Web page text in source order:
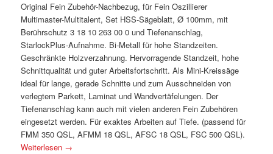
Original Fein Zubehör-Nachbezug, für Fein Oszillierer
Multimaster-Multitalent, Set HSS-Sägeblatt, Ø 100mm, mit
Berührschutz 3 18 10 263 00 0 und Tiefenanschlag,
StarlockPlus-Aufnahme. Bi-Metall für hohe Standzeiten.
Geschränkte Holzverzahnung. Hervorragende Standzeit, hohe
Schnittqualität und guter Arbeitsfortschritt. Als Mini-Kreissäge
ideal für lange, gerade Schnitte und zum Ausschneiden von
verlegtem Parkett, Laminat und Wandvertäfelungen. Der
Tiefenanschlag kann auch mit vielen anderen Fein Zubehören
eingesetzt werden. Für exaktes Arbeiten auf Tiefe. (passend für
FMM 350 QSL, AFMM 18 QSL, AFSC 18 QSL, FSC 500 QSL).
Weiterlesen →